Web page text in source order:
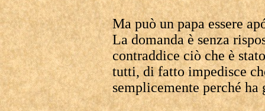
Ma può un papa essere
La domanda è senza
contraddice ciò che è
tutti, di fatto impedisce
semplicemente perché